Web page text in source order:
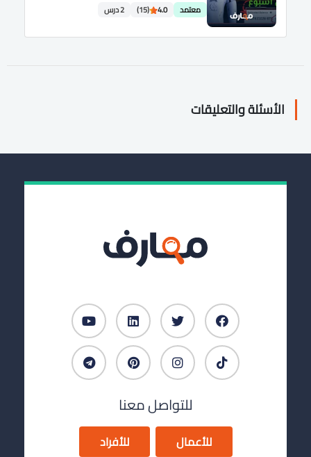
معتمد 4.0
(15) 2 درس
الأسئلة والتعليقات
للتواصل معنا
للأعمال للأفراد